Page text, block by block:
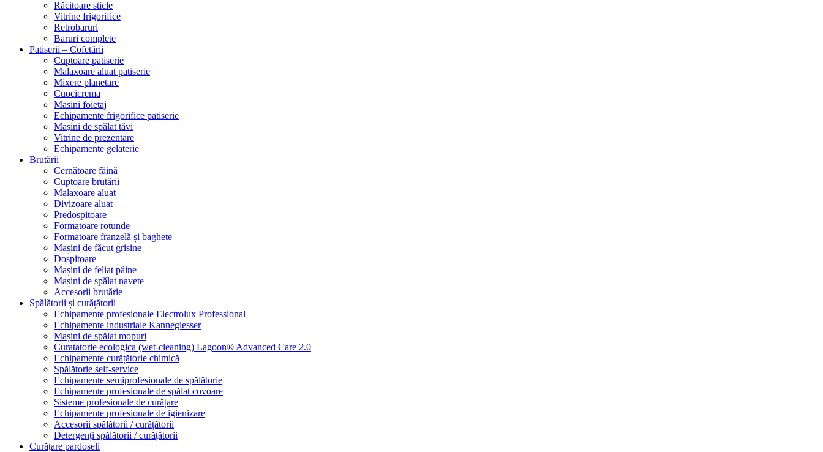
Răcitoare sticle
Vitrine frigorifice
Retrobaruri
Baruri complete
Patiserii – Cofetării
Cuptoare patiserie
Malaxoare aluat patiserie
Mixere planetare
Cuocicrema
Masini foietaj
Echipamente frigorifice patiserie
Mașini de spălat tăvi
Vitrine de prezentare
Echipamente gelaterie
Brutării
Cernătoare făină
Cuptoare brutării
Malaxoare aluat
Divizoare aluat
Predospitoare
Formatoare rotunde
Formatoare franzelă și baghete
Mașini de făcut grisine
Dospitoare
Mașini de feliat pâine
Mașini de spălat navete
Accesorii brutărie
Spălătorii și curățătorii
Echipamente profesionale Electrolux Professional
Echipamente industriale Kannegiesser
Mașini de spălat mopuri
Curatatorie ecologica (wet-cleaning) Lagoon® Advanced Care 2.0
Echipamente curățătorie chimică
Spălătorie self-service
Echipamente semiprofesionale de spălătorie
Echipamente profesionale de spălat covoare
Sisteme profesionale de curățare
Echipamente profesionale de igienizare
Accesorii spălătorii / curățătorii
Detergenți spălătorii / curățătorii
Curățare pardoseli